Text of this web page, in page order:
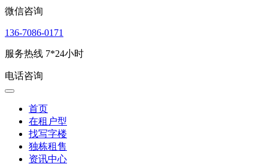
微信咨询
136-7086-0171
服务热线 7*24小时
电话咨询
首页
在租户型
找写字楼
独栋租售
资讯中心